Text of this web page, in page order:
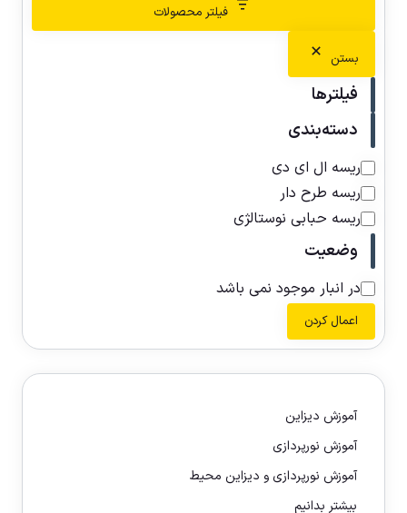
فیلتر محصولات
بستن
فیلترها
دسته‌بندی
ریسه ال ای دی
ریسه طرح دار
ریسه حبابی نوستالژی
وضعیت
در انبار موجود نمی باشد
اعمال کردن
آموزش دیزاین
آموزش نورپردازی
آموزش نورپردازی و دیزاین محیط
بیشتر بدانیم